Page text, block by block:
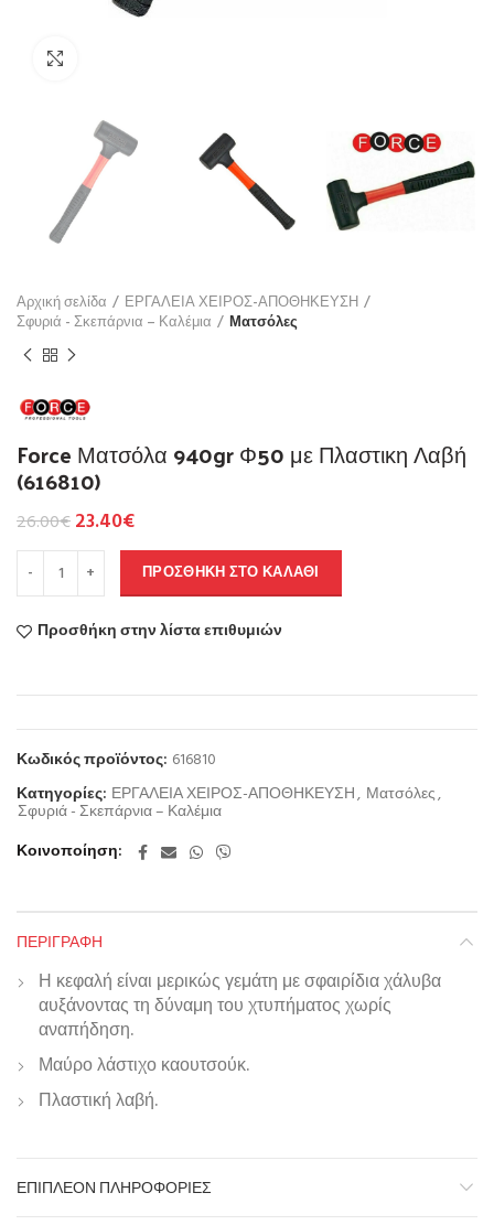
Αρχική σελίδα
ΕΡΓΑΛΕΙΑ ΧΕΙΡΟΣ-ΑΠΟΘΗΚΕΥΣΗ
Σφυριά - Σκεπάρνια – Καλέμια
Ματσόλες
Force Ματσόλα 940gr Φ50 με Πλαστικη Λαβή
(616810)
26.00€23.40€
ΠΡΟΣΘΉΚΗ ΣΤΟ ΚΑΛΆΘΙ
Προσθήκη στην λίστα επιθυμιών
Κωδικός προϊόντος: 616810
Κατηγορίες: ΕΡΓΑΛΕΙΑ ΧΕΙΡΟΣ-ΑΠΟΘΗΚΕΥΣΗ, Ματσόλες,
Σφυριά - Σκεπάρνια – Καλέμια
Κοινοποίηση
ΠΕΡΙΓΡΑΦΉ
Η κεφαλή είναι μερικώς γεμάτη με σφαιρίδια χάλυβα
αυξάνοντας τη δύναμη του χτυπήματος χωρίς
αναπήδηση.
Μαύρο λάστιχο καουτσούκ.
Πλαστική λαβή.
ΕΠΙΠΛΈΟΝ ΠΛΗΡΟΦΟΡΊΕΣ